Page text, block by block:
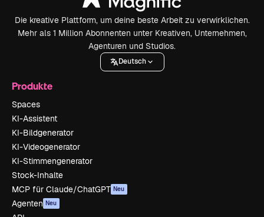
Die kreative Plattform, um deine beste Arbeit zu verwirklichen.
Mehr als 1 Million Abonnenten unter Kreativen, Unternehmen,
Agenturen und Studios.
Deutsch
Produkte
Spaces
KI-Assistent
KI-Bildgenerator
KI-Videogenerator
KI-Stimmengenerator
Stock-Inhalte
MCP für Claude/ChatGPT Neu
Agenten Neu